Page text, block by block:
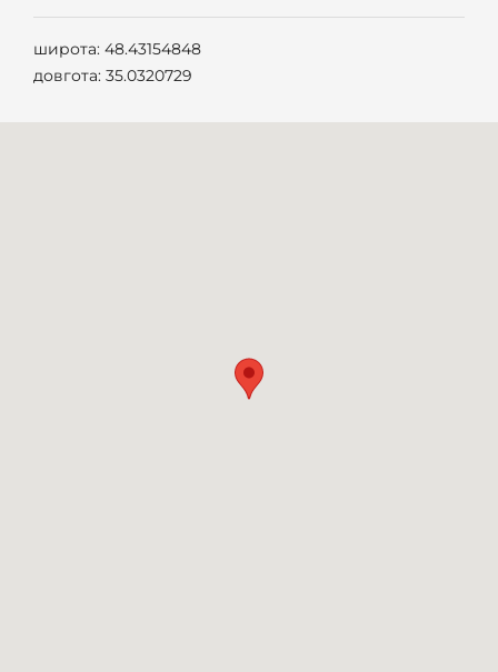
широта: 48.43154848
довгота: 35.0320729